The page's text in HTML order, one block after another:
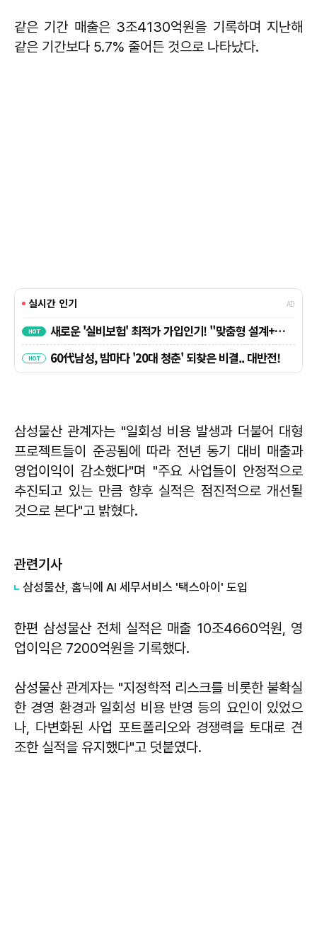
같은 기간 매출은 3조4130억원을 기록하며 지난해
같은 기간보다 5.7% 줄어든 것으로 나타났다.
삼성물산 관계자는 "일회성 비용 발생과 더불어 대형
프로젝트들이 준공됨에 따라 전년 동기 대비 매출과
영업이익이 감소했다"며 "주요 사업들이 안정적으로
추진되고 있는 만큼 향후 실적은 점진적으로 개선될
것으로 본다"고 밝혔다.
관련기사
삼성물산, 홈닉에 AI 세무서비스 '택스아이' 도입
한편 삼성물산 전체 실적은 매출 10조4660억원, 영
업이익은 7200억원을 기록했다.
삼성물산 관계자는 "지정학적 리스크를 비롯한 불확실
한 경영 환경과 일회성 비용 반영 등의 요인이 있었으
나, 다변화된 사업 포트폴리오와 경쟁력을 토대로 견
조한 실적을 유지했다"고 덧붙였다.